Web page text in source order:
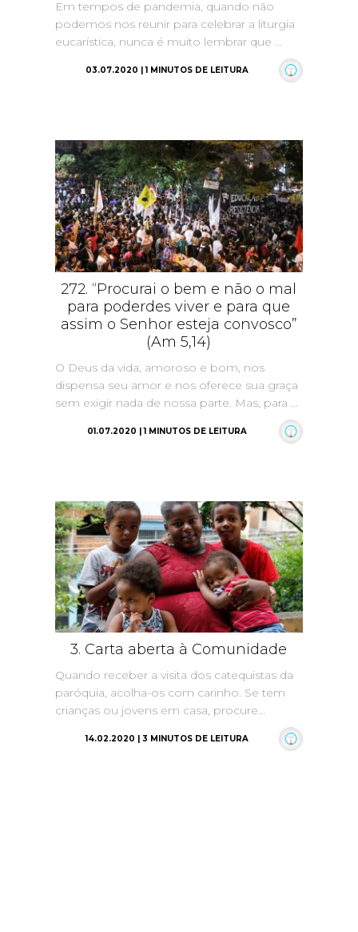
Em tempos de pandemia, quando não
podemos nos reunir para celebrar a liturgia
eucarística, nunca é muito lembrar que ...
03.07.2020 | 1 MINUTOS DE LEITURA
272. “Procurai o bem e não o mal
para poderdes viver e para que
assim o Senhor esteja convosco”
(Am 5,14)
O Deus da vida, amoroso e bom, nos
dispensa seu amor e nos oferece sua graça
sem exigir nada de nossa parte. Mas, para ...
01.07.2020 | 1 MINUTOS DE LEITURA
3. Carta aberta à Comunidade
Quando receber a visita dos catequistas da
paróquia, acolha-os com carinho. Se tem
crianças ou jovens em casa, procure...
14.02.2020 | 3 MINUTOS DE LEITURA